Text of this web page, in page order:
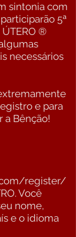
sintonia com
5ª
ÚTERO ®
necessários
e para
a Bênção!
register/
Você
nome,
e o idioma